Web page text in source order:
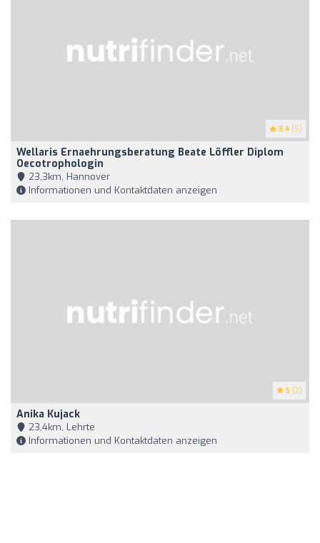
3.4 (5)
Wellaris Ernaehrungsberatung Beate Löffler Diplom
Oecotrophologin
23,3km, Hannover
Informationen und Kontaktdaten anzeigen
5 (2)
Anika Kujack
23,4km, Lehrte
Informationen und Kontaktdaten anzeigen